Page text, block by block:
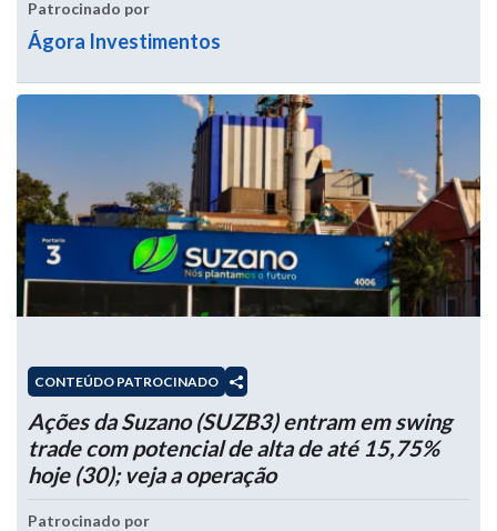
Patrocinado por
Ágora Investimentos
CONTEÚDO PATROCINADO
Ações da Suzano (SUZB3) entram em swing
trade com potencial de alta de até 15,75%
hoje (30); veja a operação
Patrocinado por